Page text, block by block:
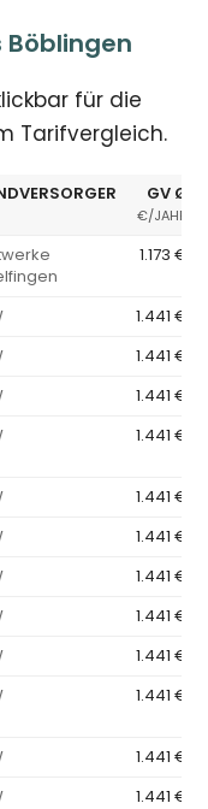
Böblingen
für die
Tarifvergleich.
GV Ø
€/JAHR
1.173 €
1.441 €
1.441 €
1.441 €
1.441 €
1.441 €
1.441 €
1.441 €
1.441 €
1.441 €
1.441 €
1.441 €
1.441 €